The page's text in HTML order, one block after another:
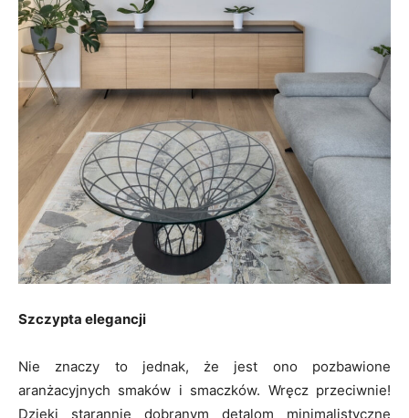
Szczypta elegancji
Nie znaczy to jednak, że jest ono pozbawione
aranżacyjnych smaków i smaczków. Wręcz przeciwnie!
Dzięki starannie dobranym detalom minimalistyczne